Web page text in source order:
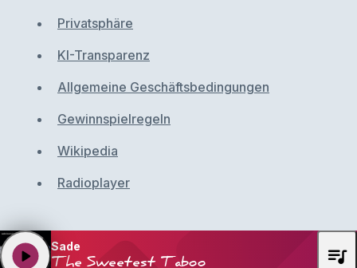
Privatsphäre
KI-Transparenz
Allgemeine Geschäftsbedingungen
Gewinnspielregeln
Wikipedia
Radioplayer
Sade
The Sweetest Taboo
play_arrow queue_music